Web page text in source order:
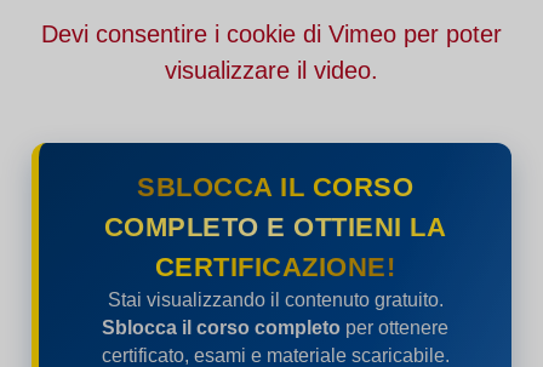
Devi consentire i cookie di Vimeo per poter
visualizzare il video.
SBLOCCA IL CORSO
COMPLETO E OTTIENI LA
CERTIFICAZIONE!
Stai visualizzando il contenuto gratuito.
Sblocca il corso completo per ottenere
certificato, esami e materiale scaricabile.